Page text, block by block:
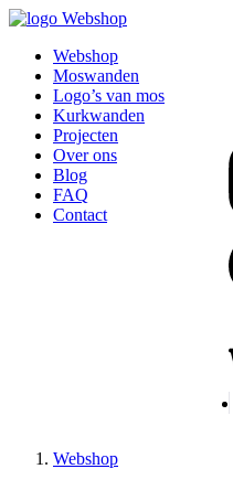
Webshop
Webshop
Moswanden
Logo’s van mos
Kurkwanden
Projecten
Over ons
Blog
FAQ
Contact
Webshop